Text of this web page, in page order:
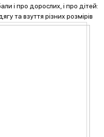
і про дорослих, і про дітей:
та взуття різних розмірів